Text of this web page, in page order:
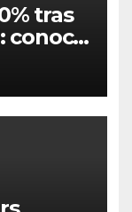
tras
conoce